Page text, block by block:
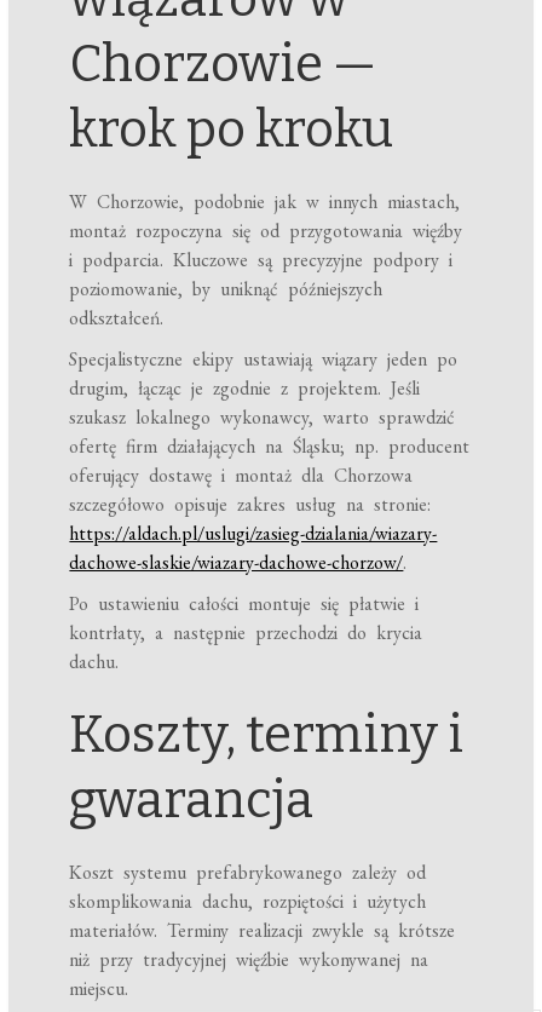
Chorzowie —
krok po kroku
W Chorzowie, podobnie jak w innych miastach,
montaż rozpoczyna się od przygotowania więźby
i podparcia. Kluczowe są precyzyjne podpory i
poziomowanie, by uniknąć późniejszych
odkształceń.
Specjalistyczne ekipy ustawiają wiązary jeden po
drugim, łącząc je zgodnie z projektem. Jeśli
szukasz lokalnego wykonawcy, warto sprawdzić
ofertę firm działających na Śląsku; np. producent
oferujący dostawę i montaż dla Chorzowa
szczegółowo opisuje zakres usług na stronie:
https://aldach.pl/uslugi/zasieg-dzialania/wiazary-
dachowe-slaskie/wiazary-dachowe-chorzow/.
Po ustawieniu całości montuje się płatwie i
kontrłaty, a następnie przechodzi do krycia
dachu.
Koszty, terminy i
gwarancja
Koszt systemu prefabrykowanego zależy od
skomplikowania dachu, rozpiętości i użytych
materiałów. Terminy realizacji zwykle są krótsze
niż przy tradycyjnej więźbie wykonywanej na
miejscu.